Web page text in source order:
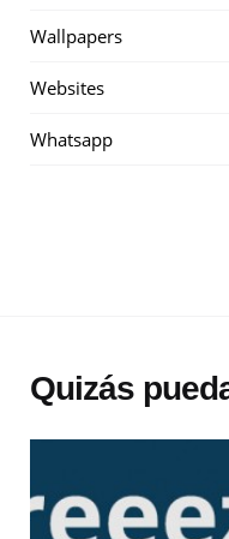
Wallpapers
Websites
Whatsapp
Quizás